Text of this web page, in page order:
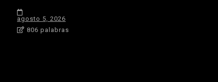
agosto 5, 2026
806 palabras